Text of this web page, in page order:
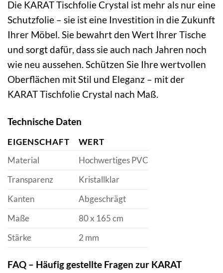
Die KARAT Tischfolie Crystal ist mehr als nur eine
Schutzfolie – sie ist eine Investition in die Zukunft
Ihrer Möbel. Sie bewahrt den Wert Ihrer Tische
und sorgt dafür, dass sie auch nach Jahren noch
wie neu aussehen. Schützen Sie Ihre wertvollen
Oberflächen mit Stil und Eleganz – mit der
KARAT Tischfolie Crystal nach Maß.
Technische Daten
EIGENSCHAFT
WERT
Material
Hochwertiges PVC
Transparenz
Kristallklar
Kanten
Abgeschrägt
Maße
80 x 165 cm
Stärke
2 mm
FAQ – Häufig gestellte Fragen zur KARAT